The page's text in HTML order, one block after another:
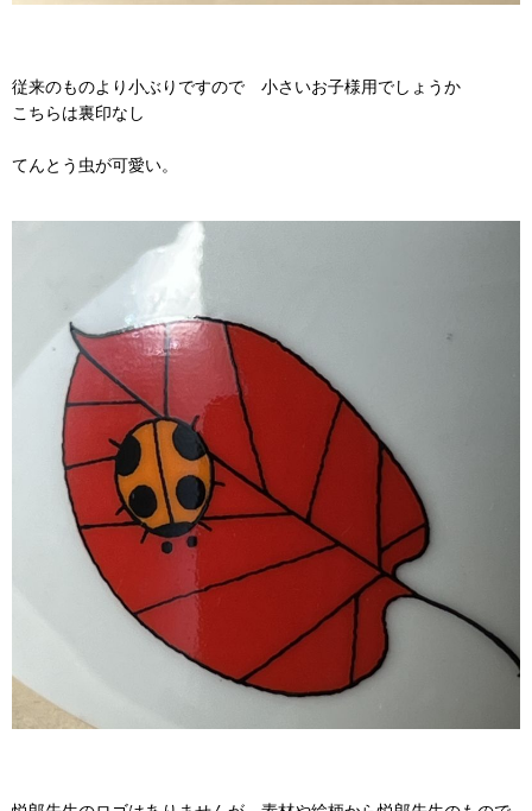
従来のものより小ぶりですので 小さいお子様用でしょうか
こちらは裏印なし
てんとう虫が可愛い。